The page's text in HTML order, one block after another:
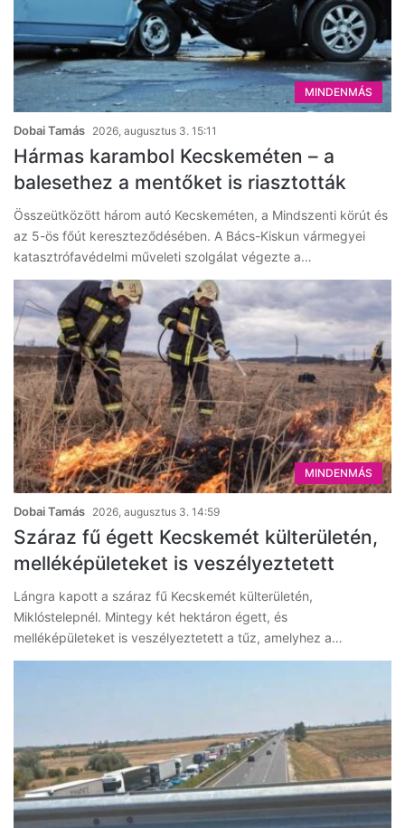
MINDENMÁS
Dobai Tamás 2026, augusztus 3. 15:11
Hármas karambol Kecskeméten – a
balesethez a mentőket is riasztották
Összeütközött három autó Kecskeméten, a Mindszenti körút és
az 5-ös főút kereszteződésében. A Bács-Kiskun vármegyei
katasztrófavédelmi műveleti szolgálat végezte a…
MINDENMÁS
Dobai Tamás 2026, augusztus 3. 14:59
Száraz fű égett Kecskemét külterületén,
melléképületeket is veszélyeztetett
Lángra kapott a száraz fű Kecskemét külterületén,
Miklóstelepnél. Mintegy két hektáron égett, és
melléképületeket is veszélyeztetett a tűz, amelyhez a…